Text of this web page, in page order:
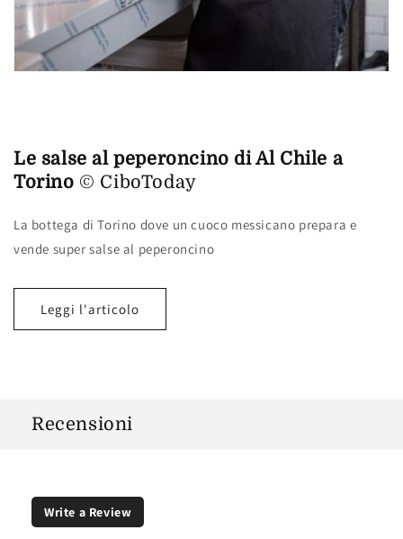
Le salse al peperoncino di Al Chile a
Torino © CiboToday
La bottega di Torino dove un cuoco messicano prepara e
vende super salse al peperoncino
Leggi l'articolo
Recensioni
Write a Review